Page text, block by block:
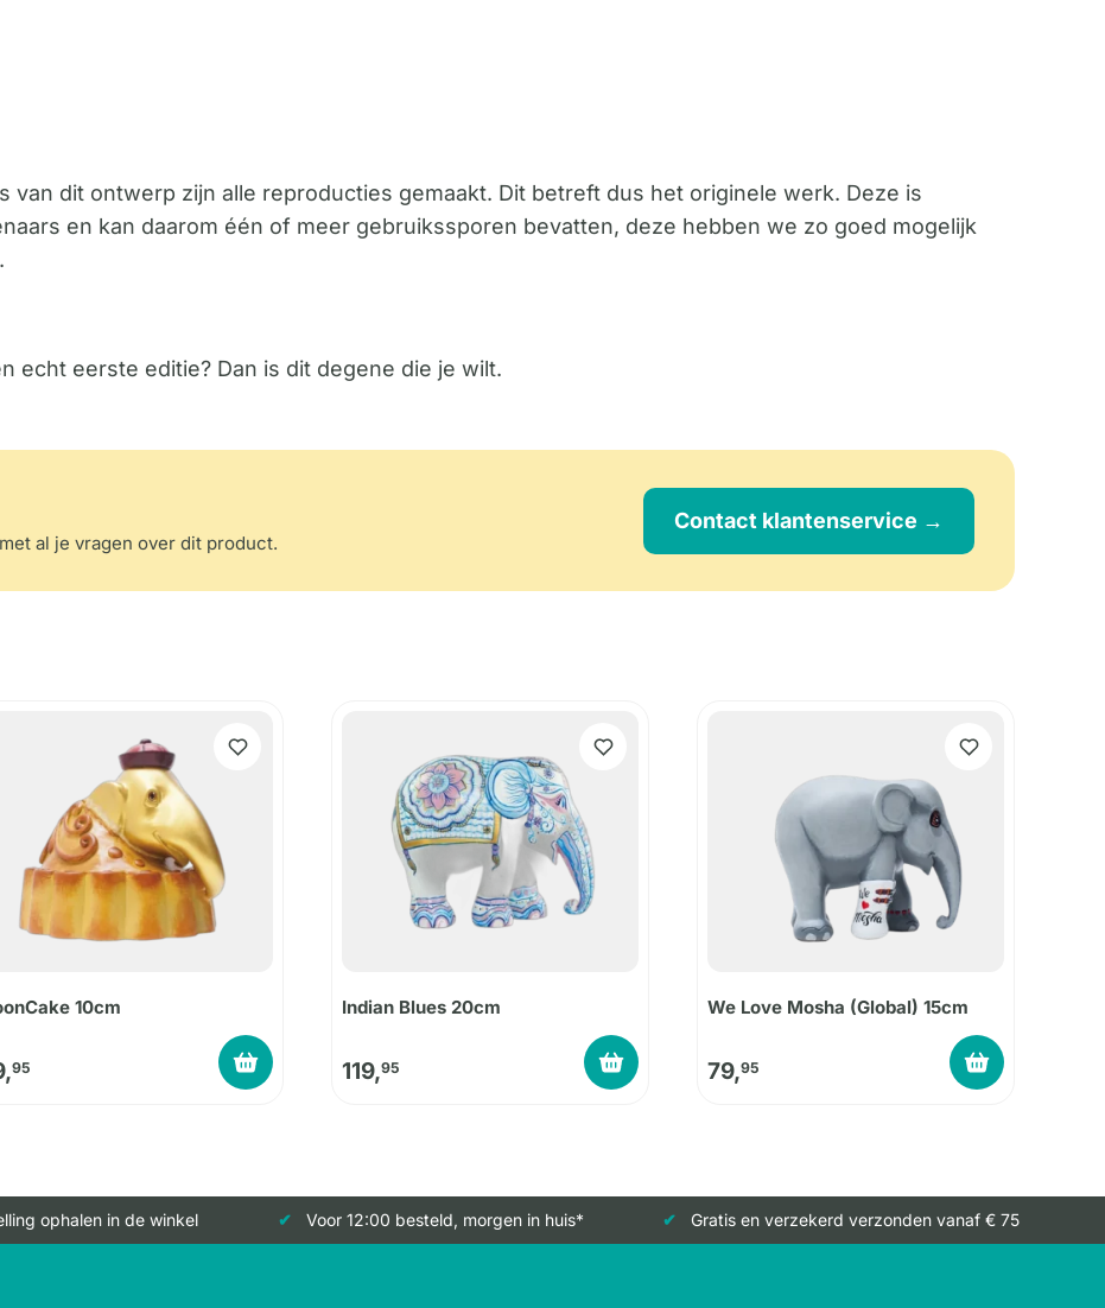
van dit ontwerp zijn alle reproducties gemaakt. Dit betreft dus het originele werk. Deze is
en kan daarom één of meer gebruikssporen bevatten, deze hebben we zo goed mogelijk
echt eerste editie? Dan is dit degene die je wilt.
al je vragen over dit product.
Contact klantenservice →
10cm
95
Indian Blues 20cm
119,95
We Love Mosha (Global) 15cm
79,95
ophalen in de winkel Voor 12:00 besteld, morgen in huis* Gratis en verzekerd verzonden vanaf € 75